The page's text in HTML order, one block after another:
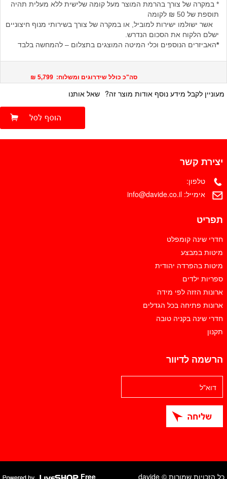
* במקרה של צורך בהרמת המוצר מעל קומה שלישית ללא מעלית תהיה
תוספת של 50 ₪ לקומה
אשר ישולמו ישירות למוביל, או במקרה של צורך בשירותי מנוף חיצוניים
ישלם הלקוח את הסכום הנדרש.
*האביזרים הנוספים וכלי המיטה המוצגים בתצלום – להמחשה בלבד
סה"כ כולל שידרוגים ומשלוח: 5,799 ₪
מעוניין לקבל מידע נוסף אודות מוצר זה? שאל אותנו
יצירת קשר
טלפון:
אימייל: info@davide.co.il
תפריט
חדרי שינה קומפלט
מיטות במבצע
מיטות בהפרדה יהודית
ספריות ילדים
ארונות הזזה לפי מידה
ארונות פתיחה בכל הגדלים
חדרי שינה בקניה טובה
תקנון
הרשמה לדיוור
כל הזכויות שמורות © davide Free